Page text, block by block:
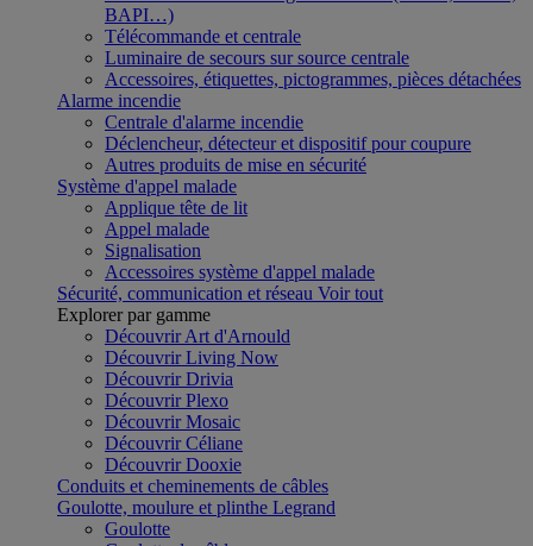
BAPI…)
Télécommande et centrale
Luminaire de secours sur source centrale
Accessoires, étiquettes, pictogrammes, pièces détachées
Alarme incendie
Centrale d'alarme incendie
Déclencheur, détecteur et dispositif pour coupure
Autres produits de mise en sécurité
Système d'appel malade
Applique tête de lit
Appel malade
Signalisation
Accessoires système d'appel malade
Sécurité, communication et réseau Voir tout
Explorer par gamme
Découvrir Art d'Arnould
Découvrir Living Now
Découvrir Drivia
Découvrir Plexo
Découvrir Mosaic
Découvrir Céliane
Découvrir Dooxie
Conduits et cheminements de câbles
Goulotte, moulure et plinthe Legrand
Goulotte